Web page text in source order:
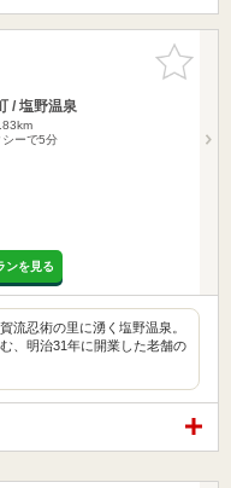
お気に入
りに追加
/ 塩野温泉
シーで5分
ンを見る
流忍術の里に湧く塩野温泉。
、明治31年に開業した老舗の